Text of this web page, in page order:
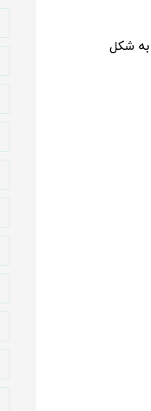
به شکل